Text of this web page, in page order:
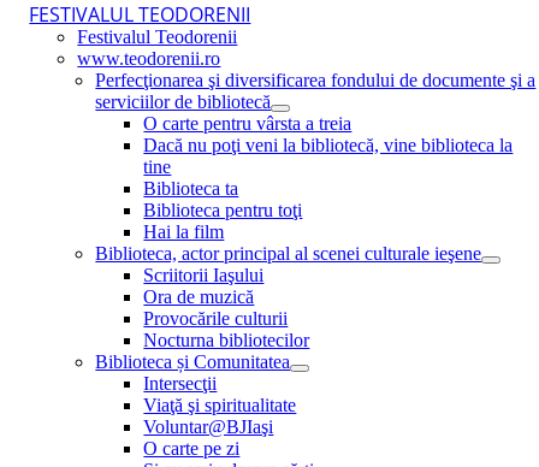
FESTIVALUL TEODORENII
Festivalul Teodorenii
www.teodorenii.ro
Perfecţionarea şi diversificarea fondului de documente şi a
serviciilor de bibliotecă
O carte pentru vârsta a treia
Dacă nu poţi veni la bibliotecă, vine biblioteca la
tine
Biblioteca ta
Biblioteca pentru toţi
Hai la film
Biblioteca, actor principal al scenei culturale ieşene
Scriitorii Iaşului
Ora de muzică
Provocările culturii
Nocturna bibliotecilor
Biblioteca și Comunitatea
Intersecţii
Viaţă şi spiritualitate
Voluntar@BJIaşi
O carte pe zi